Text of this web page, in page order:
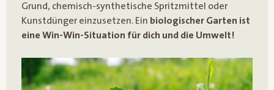
Grund, chemisch-synthetische Spritzmittel oder
Kunstdünger einzusetzen. Ein biologischer Garten ist
eine Win-Win-Situation für dich und die Umwelt!